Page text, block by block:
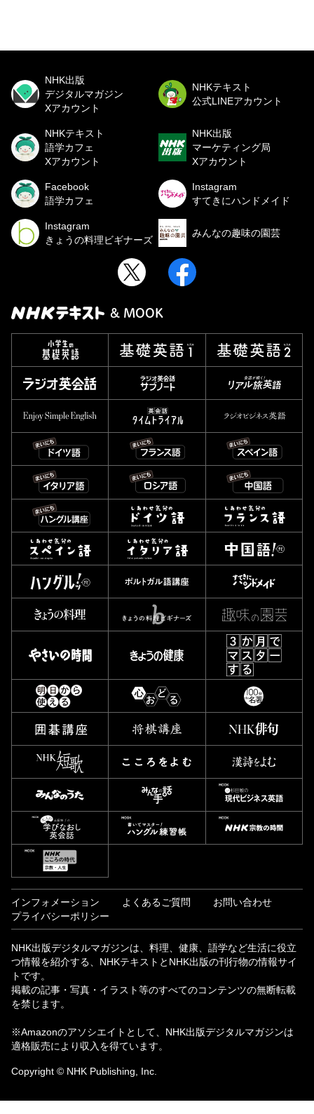
NHK出版
デジタルマガジン
Xアカウント
NHKテキスト
公式LINEアカウント
NHKテキスト
語学カフェ
Xアカウント
NHK出版
マーケティング局
Xアカウント
Facebook
語学カフェ
Instagram
すてきにハンドメイド
Instagram
きょうの料理ビギナーズ
みんなの趣味の園芸
& MOOK
インフォメーション よくあるご質問
お問い合わせ
プライバシーポリシー
NHK出版デジタルマガジンは、料理、健康、語学など生活に役立
つ情報を紹介する、NHKテキストとNHK出版の刊行物の情報サイ
トです。
掲載の記事・写真・イラスト等のすべてのコンテンツの無断転載
を禁じます。
※Amazonのアソシエイトとして、NHK出版デジタルマガジンは
適格販売により収入を得ています。
Copyright © NHK Publishing, Inc.